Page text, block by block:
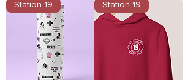
Station 19 Station 19